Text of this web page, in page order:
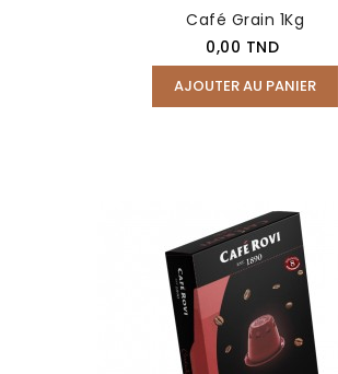
Café Grain 1Kg
Prix
0,00 TND
AJOUTER AU PANIER